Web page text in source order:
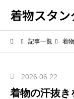
着物スタン
記事一覧 着
2026.06.22
着物の汗抜き